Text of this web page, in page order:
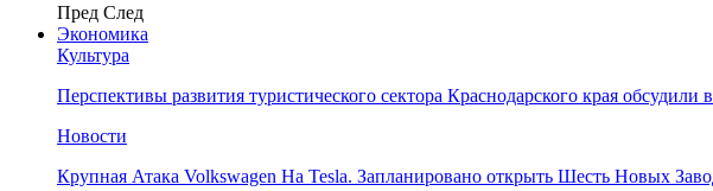
Пред След
Экономика
Культура
Перспективы развития туристического сектора Краснодарского края обсудили
Новости
Крупная Атака Volkswagen На Tesla. Запланировано открыть Шесть Новых